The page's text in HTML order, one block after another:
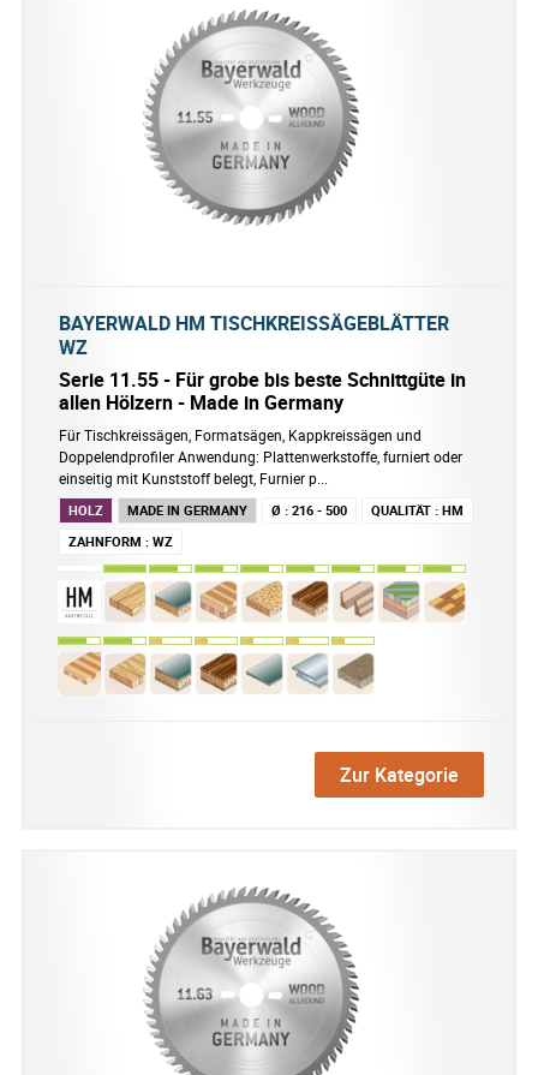
BAYERWALD HM TISCHKREISSÄGEBLÄTTER
WZ
Serie 11.55 - Für grobe bis beste Schnittgüte in
allen Hölzern - Made in Germany
Für Tischkreissägen, Formatsägen, Kappkreissägen und
Doppelendprofiler Anwendung: Plattenwerkstoffe, furniert oder
einseitig mit Kunststoff belegt, Furnier p...
HOLZ MADE IN GERMANY Ø : 216 - 500 QUALITÄT : HM
ZAHNFORM : WZ
Zur Kategorie